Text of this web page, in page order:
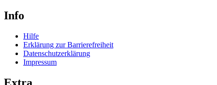
Info
Hilfe
Erklärung zur Barrierefreiheit
Datenschutzerklärung
Impressum